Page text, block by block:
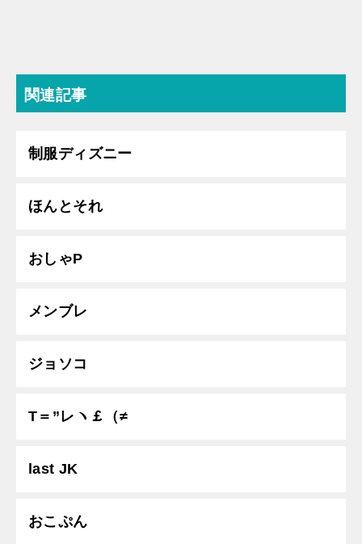
関連記事
制服ディズニー
ほんとそれ
おしゃP
メンブレ
ジョソコ
T＝”レヽ￡（≠
last JK
おこぷん